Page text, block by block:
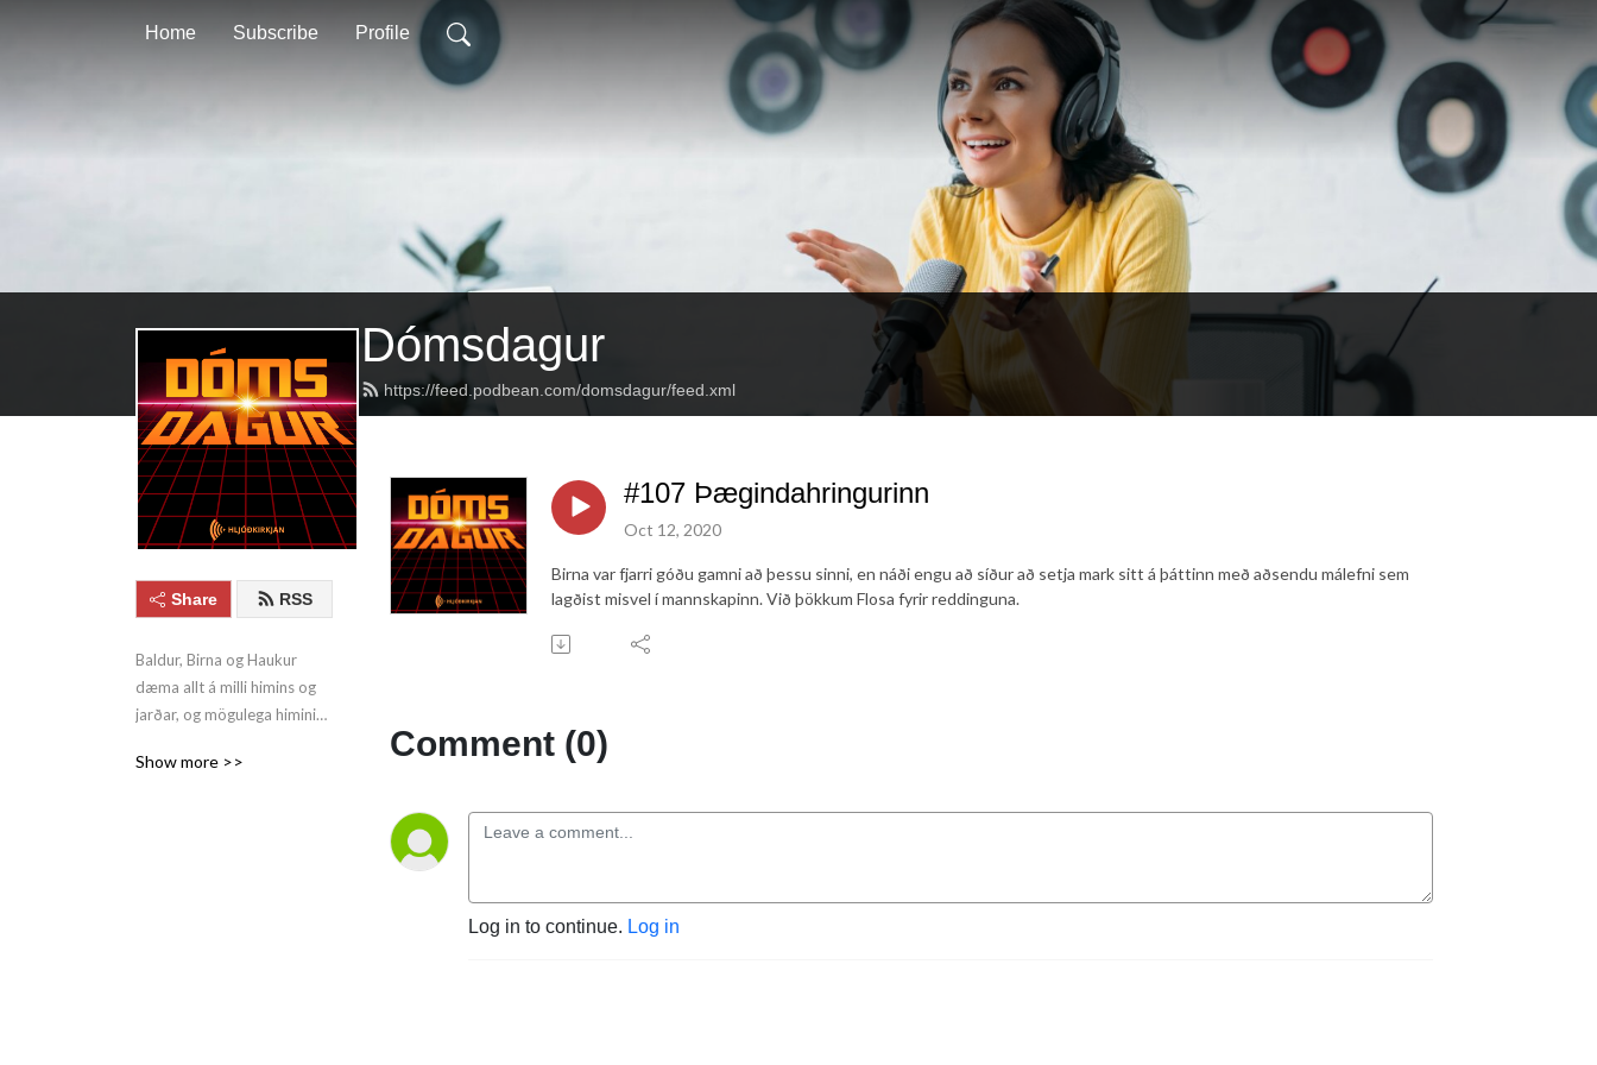
Home Subscribe Profile
Dómsdagur
https://feed.podbean.com/domsdagur/feed.xml
Share RSS
Baldur, Birna og Haukur
dæma allt á milli himins og
jarðar, og mögulega himininn
Show more >>
#107 Þægindahringurinn
Oct 12, 2020
Birna var fjarri góðu gamni að þessu sinni, en náði engu að síður að setja mark sitt á þáttinn með aðsendu málefni sem
lagðist misvel í mannskapinn. Við þökkum Flosa fyrir reddinguna.
Comment (0)
Log in to continue. Log in